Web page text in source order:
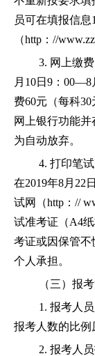
员可在填报信
（http：//
3. 网上缴
月10日9：00—8
费60元（每科
网上银行功能
为自动放弃。
4. 打印笔
在2019年8月22
试网（http：//
试准考证（A4
考证或因保管不
个人承担。
（三）报
1. 报考人
报考人数的比例
2. 报考人